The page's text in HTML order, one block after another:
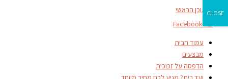
דילוג לתוכן הראשי
Facebook-f
עמוד הבית
מבצעים
הדפסה על זכוכית
CLOSE